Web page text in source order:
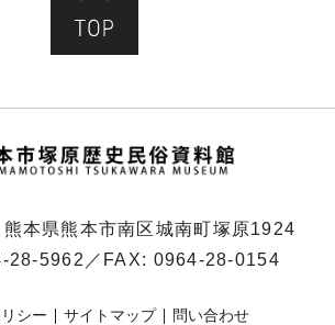
本県熊本市南区城南町塚原1924
28-5962 ／FAX: 0964-28-0154
シー サイトマップ 問い合わせ